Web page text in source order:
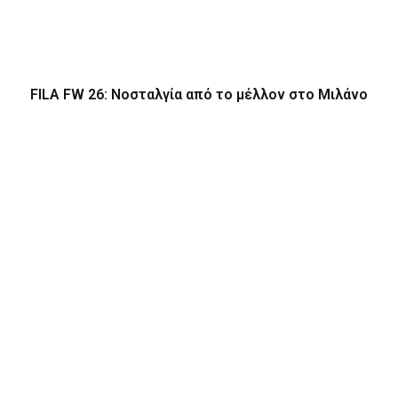
FILA FW 26: Νοσταλγία από το μέλλον στο Μιλάνο